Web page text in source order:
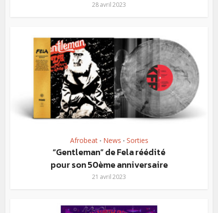
28 avril 2023
Afrobeat • News • Sorties
“Gentleman” de Fela réédité
pour son 50ème anniversaire
21 avril 2023